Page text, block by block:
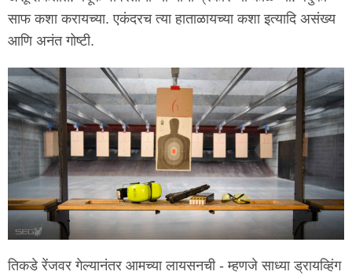
साफ कशा करायच्या. एकंदरच त्या हाताळायच्या कशा इत्यादि असंख्य
आणि अनंत गोष्टी.
तिकडे रेंजवर गेल्यानंतर आमच्या लायसनची - म्हणजे साध्या ड्रायव्हिंग